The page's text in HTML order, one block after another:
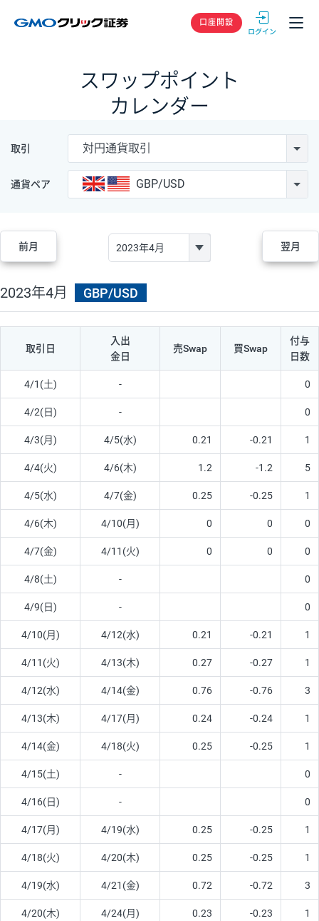
GMOクリック
口座開設
スワップポイント
カレンダー
取引 対円通貨取引
通貨ペア GBP/USD
前月 翌月
2023年4月 GBP/USD
取引日
入出
金日
売Swap 買Swap
付与
日数
4/1(土) - 0
4/2(日) - 0
4/3(月) 4/5(水) 0.21 -0.21 1
4/4(火) 4/6(木) 1.2 -1.2 5
4/5(水) 4/7(金) 0.25 -0.25 1
4/6(木) 4/10(月) 0 0 0
4/7(金) 4/11(火) 0 0 0
4/8(土) - 0
4/9(日) - 0
4/10(月) 4/12(水) 0.21 -0.21 1
4/11(火) 4/13(木) 0.27 -0.27 1
4/12(水) 4/14(金) 0.76 -0.76 3
4/13(木) 4/17(月) 0.24 -0.24 1
4/14(金) 4/18(火) 0.25 -0.25 1
4/15(土) - 0
4/16(日) - 0
4/17(月) 4/19(水) 0.25 -0.25 1
4/18(火) 4/20(木) 0.25 -0.25 1
4/19(水) 4/21(金) 0.72 -0.72 3
4/20(木) 4/24(月) 0.23 -0.23 1